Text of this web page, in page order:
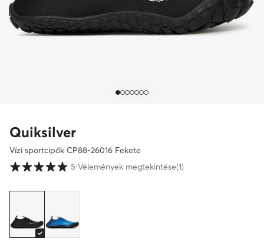
Quiksilver
Vízi sportcipők CP88-26016 Fekete
Vásárlói értékelések 1-5 skálán
5⋅Vélemények megtekintése(1)